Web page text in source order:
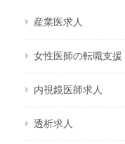
産業医求人
女性医師の転職支援
内視鏡医師求人
透析求人